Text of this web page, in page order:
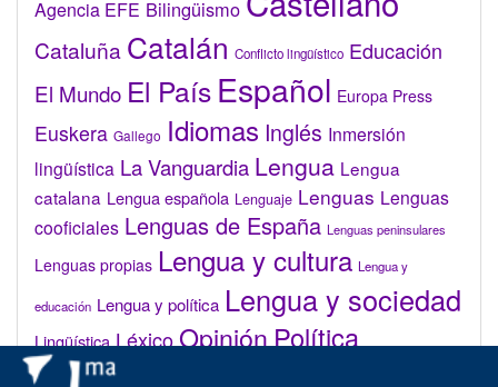
Agencia EFE Bilingüismo
Cataluña Catalán Conflicto lingüístico Educación
El Mundo El País Español Europa Press
Euskera Gallego Idiomas Inglés Inmersión
lingüística La Vanguardia Lengua Lengua
catalana Lengua española Lenguaje Lenguas Lenguas
cooficiales Lenguas de España Lenguas peninsulares
Lenguas propias Lengua y cultura Lengua y
educación Lengua y política Lengua y sociedad
Lingüística LéxicoOpiniónPolítica
lingüística